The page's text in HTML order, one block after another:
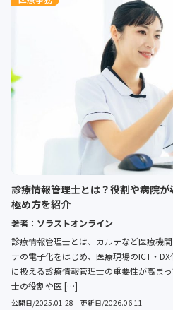
診療情報管理士とは？役割や病院
極め方を紹介
著者：ソラストオンライン
診療情報管理士とは、カルテなど医療機
テの電子化をはじめ、医療現場のICT・
に扱える診療情報管理士の重要性が高ま
士の役割や医 […]
公開日/2025.01.28 更新日/2026.06.11